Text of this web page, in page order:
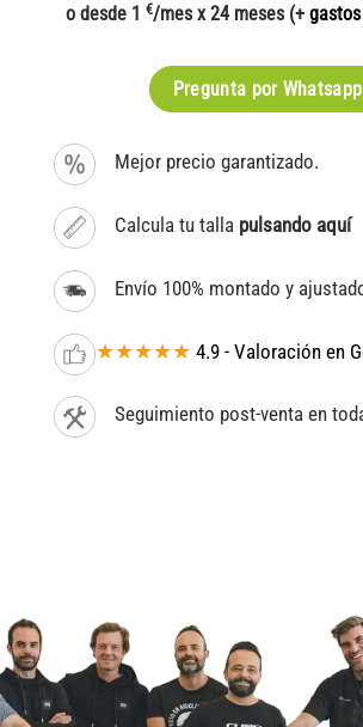
o desde 1 €/mes x 24 meses (+
Pregunta por Whatsapp
Mejor precio garantizado.
Calcula tu talla pulsando aquí
Envío 100% montado y
★★★★★ 4.9 - Valoración en
Seguimiento post-venta en